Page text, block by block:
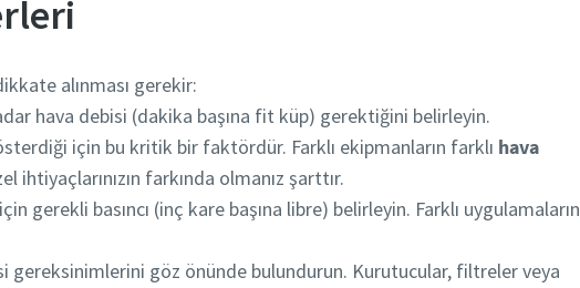
alınması gerekir:
hava debisi (dakika başına fit küp) gerektiğini belirleyin.
için bu kritik bir faktördür. Farklı ekipmanların farklı hava
ihtiyaçlarınızın farkında olmanız şarttır.
gerekli basıncı (inç kare başına libre) belirleyin. Farklı uygulamaların
gereksinimlerini göz önünde bulundurun. Kurutucular, filtreler veya